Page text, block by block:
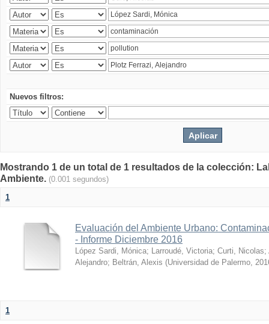
Nuevos filtros:
Mostrando 1 de un total de 1 resultados de la colección:
Ambiente. (0.001 segundos)
1
Evaluación del Ambiente Urbano:
- Informe Diciembre 2016
López Sardi, Mónica; Larroudé, Victoria; Curti, Nicolas;
Alejandro; Beltrán, Alexis (Universidad de Palermo,
1